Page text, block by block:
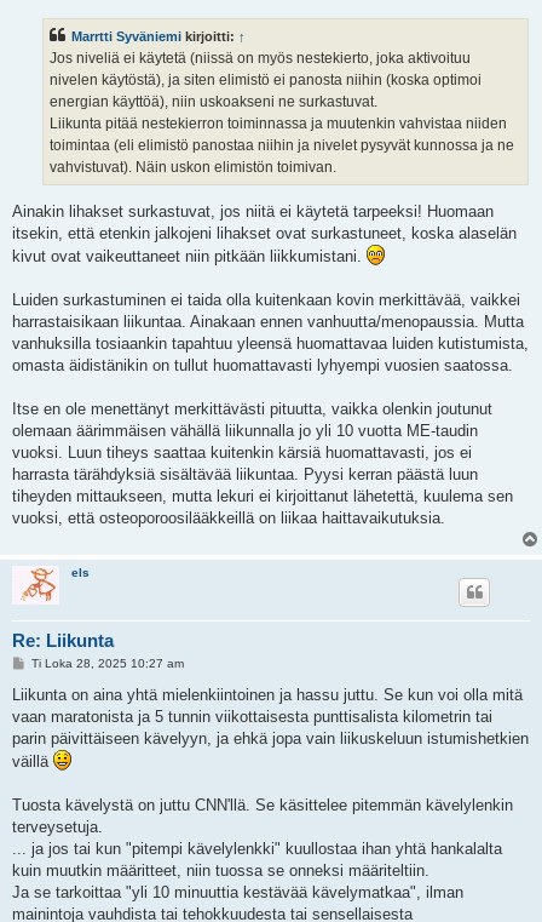
Marrtti Syväniemi kirjoitti: ↑
Jos niveliä ei käytetä (niissä on myös nestekierto, joka aktivoituu
nivelen käytöstä), ja siten elimistö ei panosta niihin (koska optimoi
energian käyttöä), niin uskoakseni ne surkastuvat.
Liikunta pitää nestekierron toiminnassa ja muutenkin vahvistaa niiden
toimintaa (eli elimistö panostaa niihin ja nivelet pysyvät kunnossa ja ne
vahvistuvat). Näin uskon elimistön toimivan.
Ainakin lihakset surkastuvat, jos niitä ei käytetä tarpeeksi! Huomaan
itsekin, että etenkin jalkojeni lihakset ovat surkastuneet, koska alaselän
kivut ovat vaikeuttaneet niin pitkään liikkumistani.
Luiden surkastuminen ei taida olla kuitenkaan kovin merkittävää, vaikkei
harrastaisikaan liikuntaa. Ainakaan ennen vanhuutta/menopaussia. Mutta
vanhuksilla tosiaankin tapahtuu yleensä huomattavaa luiden kutistumista,
omasta äidistänikin on tullut huomattavasti lyhyempi vuosien saatossa.
Itse en ole menettänyt merkittävästi pituutta, vaikka olenkin joutunut
olemaan äärimmäisen vähällä liikunnalla jo yli 10 vuotta ME-taudin
vuoksi. Luun tiheys saattaa kuitenkin kärsiä huomattavasti, jos ei
harrasta tärähdyksiä sisältävää liikuntaa. Pyysi kerran päästä luun
tiheyden mittaukseen, mutta lekuri ei kirjoittanut lähetettä, kuulema sen
vuoksi, että osteoporoosilääkkeillä on liikaa haittavaikutuksia.
els
Re: Liikunta
V
e
t
i
Ti Loka 28, 2025 10:27 am
Liikunta on aina yhtä mielenkiintoinen ja hassu juttu. Se kun voi olla mitä
vaan maratonista ja 5 tunnin viikottaisesta punttisalista kilometrin tai
parin päivittäiseen kävelyyn, ja ehkä jopa vain liikuskeluun istumishetkien
väillä
Tuosta kävelystä on juttu CNN'llä. Se käsittelee pitemmän kävelylenkin
terveysetuja.
... ja jos tai kun "pitempi kävelylenkki" kuullostaa ihan yhtä hankalalta
kuin muutkin määritteet, niin tuossa se onneksi määriteltiin.
Ja se tarkoittaa "yli 10 minuuttia kestävää kävelymatkaa", ilman
mainintoja vauhdista tai tehokkuudesta tai sensellaisesta